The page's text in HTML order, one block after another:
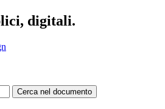
digitali.
Cerca nel documento